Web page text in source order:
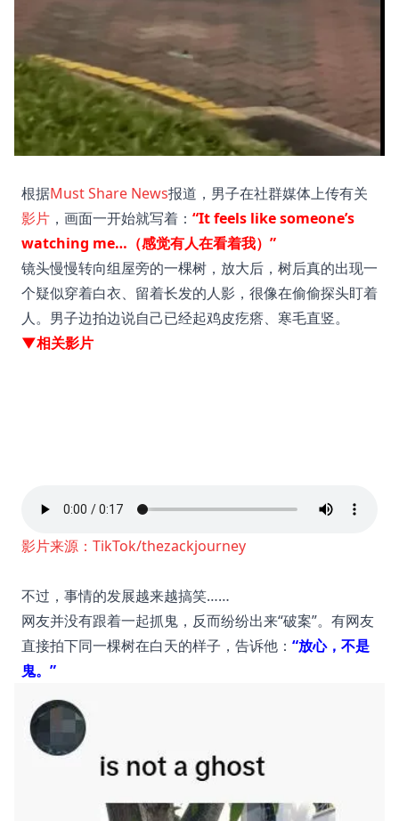
根据Must Share News报道，男子在社群媒体上传有关
影片 ，画面一开始就写着： “It feels like someone’s
watching me…（感觉有人在看着我）”
镜头慢慢转向组屋旁的一棵树，放大后，树后真的出现一
个疑似穿着白衣、留着长发的人影，很像在偷偷探头盯着
人。男子边拍边说自己已经起鸡皮疙瘩、寒毛直竖。
▼相关影片
影片来源：TikTok/thezackjourney
不过，事情的发展越来越搞笑……
网友并没有跟着一起抓鬼，反而纷纷出来“破案”。有网友
直接拍下同一棵树在白天的样子，告诉他： “放心，不是
鬼。”